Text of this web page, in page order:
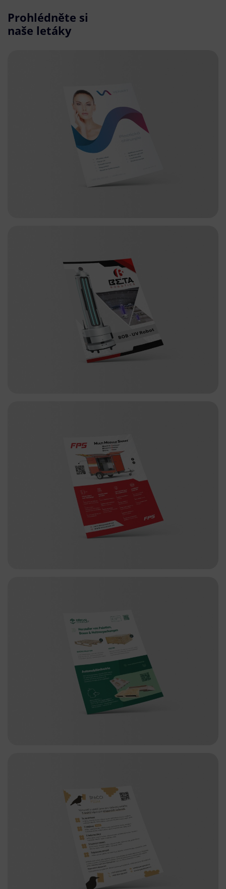
Prohlédněte si
naše letáky